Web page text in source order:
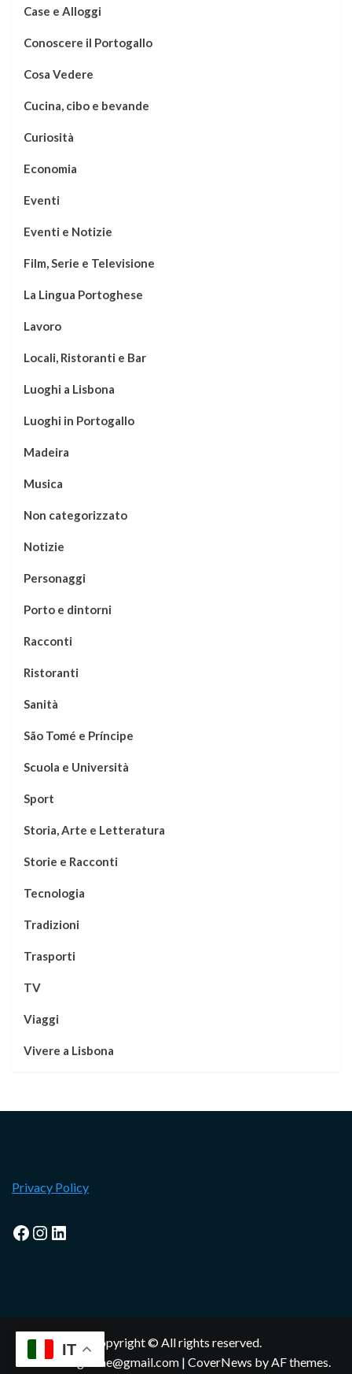
Case e Alloggi
Conoscere il Portogallo
Cosa Vedere
Cucina, cibo e bevande
Curiosità
Economia
Eventi
Eventi e Notizie
Film, Serie e Televisione
La Lingua Portoghese
Lavoro
Locali, Ristoranti e Bar
Luoghi a Lisbona
Luoghi in Portogallo
Madeira
Musica
Non categorizzato
Notizie
Personaggi
Porto e dintorni
Racconti
Ristoranti
Sanità
São Tomé e Príncipe
Scuola e Università
Sport
Storia, Arte e Letteratura
Storie e Racconti
Tecnologia
Tradizioni
Trasporti
TV
Viaggi
Vivere a Lisbona
Privacy Policy
Facebook
Instagram
LinkedIn
Copyright © All rights reserved.
lisbonamagazine@gmail.com | CoverNews by AF themes.
IT